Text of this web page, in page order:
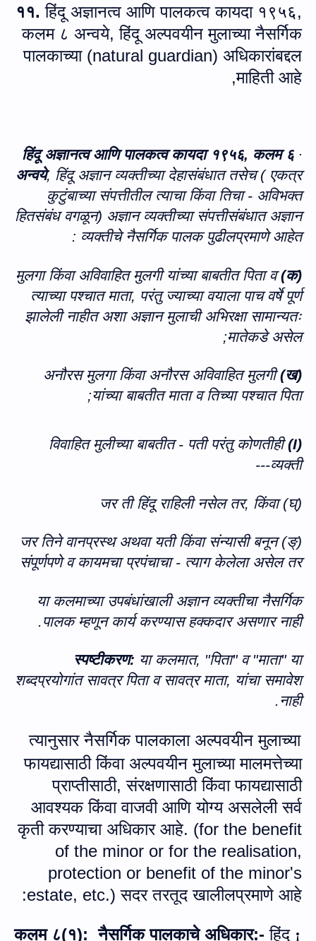
११. हिंदू अज्ञानत्‍व आणि पालकत्व कायदा १९५६,
कलम ८ अन्‍वये, हिंदू अल्पवयीन मुलाच्या नैसर्गिक
पालकाच्या (natural guardian) अधिकारांबद्दल
माहिती आहे,
·
हिंदू अज्ञानत्‍व आणि पालकत्व कायदा १९५६, कलम ६
अन्‍वये, हिंदू अज्ञान व्यक्तीच्या देहासंबंधात तसेच ( एकत्र
कुटुंबाच्या संपत्तीतील त्याचा किंवा तिचा - अविभक्त
हितसंबंध वगळून) अज्ञान व्यक्तीच्या संपत्तीसंबंधात अज्ञान
व्यक्तीचे नैसर्गिक पालक पुढीलप्रमाणे आहेत :
(
क)
मुलगा किंवा अविवाहित मुलगी यांच्या बाबतीत पिता व
त्याच्या पश्चात माता, परंतु ज्याच्या वयाला पाच वर्षे पूर्ण
झालेली नाहीत अशा अज्ञान मुलाची अभिरक्षा सामान्यतः
मातेकडे असेल
;
(
ख)
अनौरस मुलगा किंवा अनौरस अविवाहित मुलगी
यांच्या बाबतीत माता व तिच्या पश्चात पिता
;
(I)
विवाहित मुलीच्या बाबतीत - पती परंतु कोणतीही
व्यक्ती---
(
घ्) जर ती हिंदू राहिली नसेल तर
, किंवा
(
ङ्) जर तिने वानप्रस्थ अथवा यती किंवा संन्यासी बनून
संपूर्णपणे व कायमचा प्रपंचाचा - त्याग केलेला असेल तर
या कलमाच्या उपबंधांखाली अज्ञान व्यक्तीचा नैसर्गिक
पालक म्हणून कार्य करण्यास हक्कदार असणार नाही.
स्पष्टीकरण: या कलमात, "पिता" व"माता" या
शब्दप्रयोगांत सावत्र पिता व सावत्र माता, यांचा समावेश
नाही.
त्‍यानुसार नैसर्गिक पालकाला अल्पवयीन मुलाच्या
फायद्यासाठी किंवा अल्पवयीन मुलाच्या मालमत्तेच्या
प्राप्तीसाठी,संरक्षणासाठी किंवा फायद्यासाठी
आवश्यक किंवा वाजवी आणि योग्य असलेली सर्व
कृती करण्याचा अधिकार आहे. (for the benefit
of the minor or for the realisation,
protection or benefit of the minor's
estate, etc.) सदर तरतूद खालीलप्रमाणे आहे:
¡
कलम ८(१): नैसर्गिक पालकाचे अधिकार:-
हिंदू